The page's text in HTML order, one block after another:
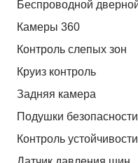
Беспроводной
Камеры 360
Контроль слепых зон
Круиз контроль
Задняя камера
Подушки
Контроль устойчивости